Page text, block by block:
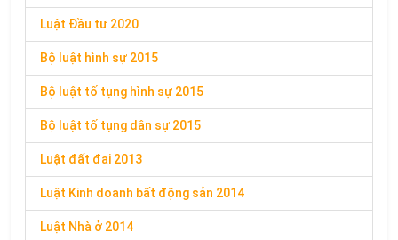
Luật Đầu tư 2020
Bộ luật hình sự 2015
Bộ luật tố tụng hình sự 2015
Bộ luật tố tụng dân sự 2015
Luật đất đai 2013
Luật Kinh doanh bất động sản 2014
Luật Nhà ở 2014